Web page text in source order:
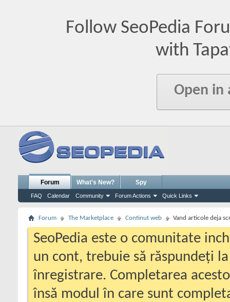
Follow SeoPedia
with
Open in
Forum
FAQ Calendar Community Forum Actions Quick Links
What's New? Spy
Forum The Marketplace Continut web Vand articole deja
SeoPedia este o comunitate
un cont, trebuie să răspundeți
înregistrare. Completarea
însă modul în care sunt